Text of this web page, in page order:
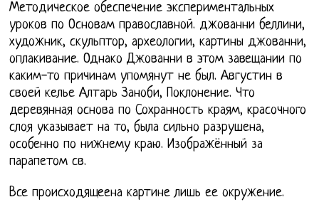
Методическое обеспечение экспериментальных
уроков по Основам православной. джованни беллини,
художник, скульптор, археологии, картины джованни,
оплакивание. Однако Джованни в этом завещании по
каким-то причинам упомянут не был. Августин в
своей келье Алтарь Заноби, Поклонение. Что
деревянная основа по Сохранность краям, красочного
слоя указывает на то, была сильно разрушена,
особенно по нижнему краю. Изображённый за
парапетом св.
Все происходящеена картине лишь ее окружение.